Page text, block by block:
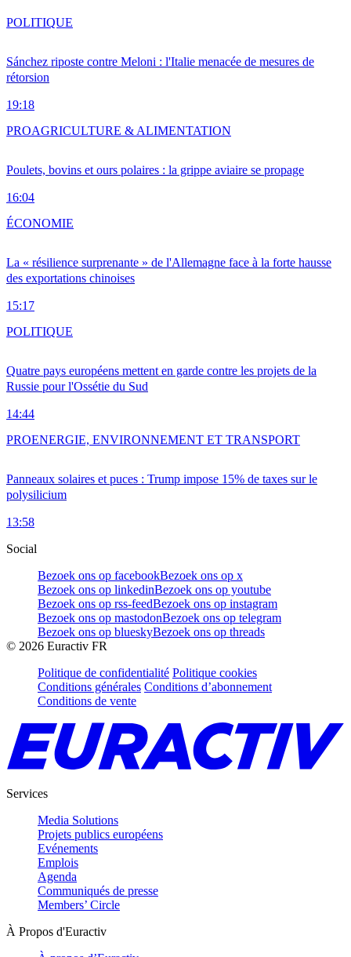
Sánchez riposte contre Meloni : l'Italie menacée de mesures de
rétorsion
19:18
POLITIQUE
Poulets, bovins et ours polaires : la grippe aviaire se propage
16:04
PROAGRICULTURE & ALIMENTATION
La « résilience surprenante » de l'Allemagne face à la forte hausse
des exportations chinoises
15:17
ÉCONOMIE
Quatre pays européens mettent en garde contre les projets de la
Russie pour l'Ossétie du Sud
14:44
POLITIQUE
Panneaux solaires et puces : Trump impose 15% de taxes sur le
polysilicium
13:58
PROENERGIE, ENVIRONNEMENT ET TRANSPORT
Social
Bezoek ons op facebookBezoek ons op x
Bezoek ons op linkedinBezoek ons op youtube
Bezoek ons op rss-feedBezoek ons op instagram
Bezoek ons op mastodonBezoek ons op telegram
Bezoek ons op blueskyBezoek ons op threads
© 2026 Euractiv FR
Politique de confidentialité Politique cookies
Conditions générales Conditions d’abonnement
Conditions de vente
Services
Media Solutions
Projets publics européens
Evénements
Emplois
Agenda
Communiqués de presse
Members’ Circle
À Propos d'Euractiv